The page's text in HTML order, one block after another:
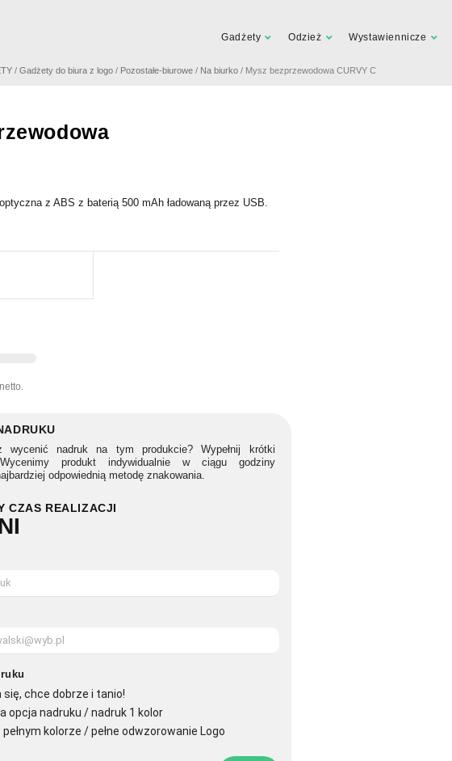
Gadżety Odzież Wystawiennicze
/Gadżety do biura z logo / Pozostałe-biurowe / Na biurko / Mysz bezprzewodowa CURVY C
z ABS z baterią 500 mAh ładowaną przez USB.
wycenić nadruk na tym produkcie? Wypełnij krótki
produkt indywidualnie w ciągu godziny
odpowiednią metodę znakowania.
CZAS REALIZACJI
się, chce dobrze i tanio!
opcja nadruku / nadruk 1 kolor
pełnym kolorze / pełne odwzorowanie Logo